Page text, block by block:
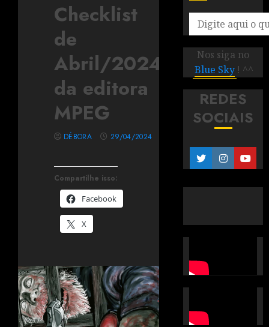
Checklist
de
Abril/2024
da editora
MPEG
Compartilhe isso:
Facebook
X
DÉBORA 29/04/2024
Nos siga no
Blue Sky ! ^^
REDES
SOCIAIS